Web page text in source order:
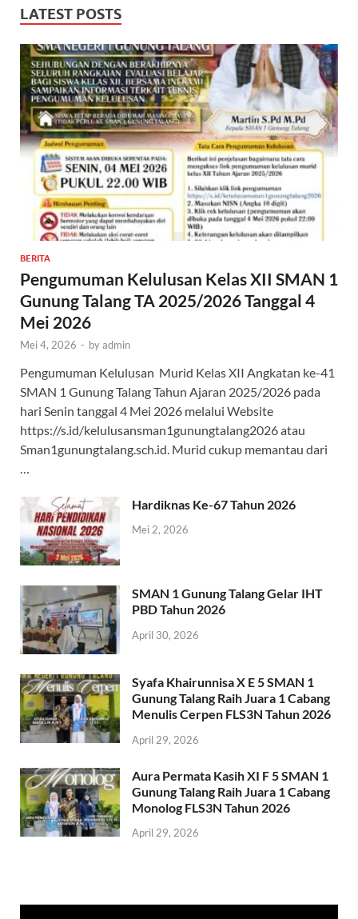
LATEST POSTS
BERITA
Pengumuman Kelulusan Kelas XII SMAN 1
Gunung Talang TA 2025/2026 Tanggal 4
Mei 2026
Mei 4, 2026 - byadmin
Pengumuman Kelulusan Murid Kelas XII Angkatan ke-41
SMAN 1 Gunung Talang Tahun Ajaran 2025/2026 pada
hari Senin tanggal 4 Mei 2026 melalui Website
https://s.id/kelulusansman1gunungtalang2026 atau
Sman1gunungtalang.sch.id. Murid cukup memantau dari
Hardiknas Ke-67 Tahun 2026
Mei 2, 2026
SMAN 1 Gunung Talang Gelar IHT
PBD Tahun 2026
April 30, 2026
Syafa Khairunnisa X E 5 SMAN 1
Gunung Talang Raih Juara 1 Cabang
Menulis Cerpen FLS3N Tahun 2026
April 29, 2026
Aura Permata Kasih XI F 5 SMAN 1
Gunung Talang Raih Juara 1 Cabang
Monolog FLS3N Tahun 2026
April 29, 2026